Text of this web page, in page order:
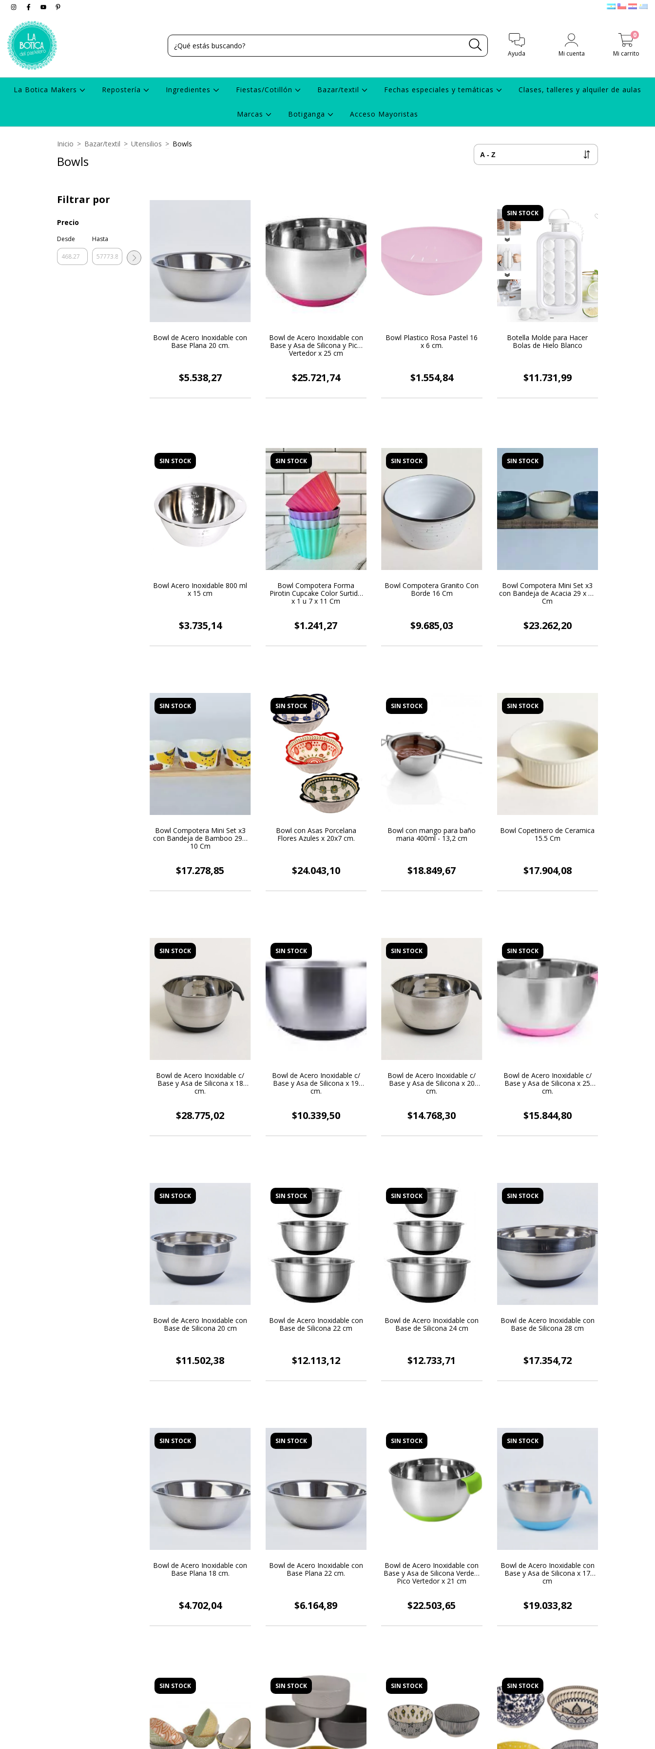
Ayuda Mi cuenta Mi carrito
0
La Botica Makers Repostería Ingredientes Fiestas/Cotillón Bazar/textil Fechas especiales y temáticas Clases, talleres y alquiler de aulas
Marcas Botiganga Acceso Mayoristas
Inicio > Bazar/textil > Utensilios > Bowls
Bowls
Filtrar por
Precio
Desde Hasta
Bowl de Acero Inoxidable con
Base Plana 20 cm.
$5.538,27
Bowl de Acero Inoxidable con
Base y Asa de Silicona y Pico
Vertedor x 25 cm
$25.721,74
Bowl Plastico Rosa Pastel 16
x 6 cm.
$1.554,84
SIN STOCK
Botella Molde para Hacer
Bolas de Hielo Blanco
$11.731,99
SIN STOCK
Bowl Acero Inoxidable 800 ml
x 15 cm
$3.735,14
SIN STOCK
Bowl Compotera Forma
Pirotin Cupcake Color Surtido
x 1 u 7 x 11 Cm
$1.241,27
SIN STOCK
Bowl Compotera Granito Con
Borde 16 Cm
$9.685,03
SIN STOCK
Bowl Compotera Mini Set x3
con Bandeja de Acacia 29 x 10
Cm
$23.262,20
SIN STOCK
Bowl Compotera Mini Set x3
con Bandeja de Bamboo 29 x
10 Cm
$17.278,85
SIN STOCK
Bowl con Asas Porcelana
Flores Azules x 20x7 cm.
$24.043,10
SIN STOCK
Bowl con mango para baño
maria 400ml - 13,2 cm
$18.849,67
SIN STOCK
Bowl Copetinero de Ceramica
15.5 Cm
$17.904,08
SIN STOCK
Bowl de Acero Inoxidable c/
Base y Asa de Silicona x 18
cm.
$28.775,02
SIN STOCK
Bowl de Acero Inoxidable c/
Base y Asa de Silicona x 19
cm.
$10.339,50
SIN STOCK
Bowl de Acero Inoxidable c/
Base y Asa de Silicona x 20
cm.
$14.768,30
SIN STOCK
Bowl de Acero Inoxidable c/
Base y Asa de Silicona x 25
cm.
$15.844,80
SIN STOCK
Bowl de Acero Inoxidable con
Base de Silicona 20 cm
$11.502,38
SIN STOCK
Bowl de Acero Inoxidable con
Base de Silicona 22 cm
$12.113,12
SIN STOCK
Bowl de Acero Inoxidable con
Base de Silicona 24 cm
$12.733,71
SIN STOCK
Bowl de Acero Inoxidable con
Base de Silicona 28 cm
$17.354,72
SIN STOCK
Bowl de Acero Inoxidable con
Base Plana 18 cm.
$4.702,04
SIN STOCK
Bowl de Acero Inoxidable con
Base Plana 22 cm.
$6.164,89
SIN STOCK
Bowl de Acero Inoxidable con
Base y Asa de Silicona Verde y
Pico Vertedor x 21 cm
$22.503,65
SIN STOCK
Bowl de Acero Inoxidable con
Base y Asa de Silicona x 17
cm
$19.033,82
SIN STOCK SIN STOCK SIN STOCK SIN STOCK